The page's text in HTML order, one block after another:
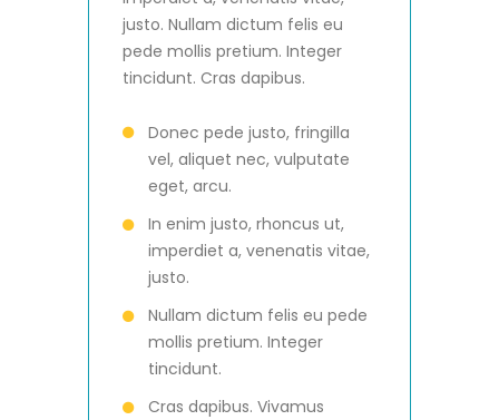
justo. Nullam dictum felis eu
pede mollis pretium. Integer
tincidunt. Cras dapibus.
Donec pede justo, fringilla
vel, aliquet nec, vulputate
eget, arcu.
In enim justo, rhoncus ut,
imperdiet a, venenatis vitae,
justo.
Nullam dictum felis eu pede
mollis pretium. Integer
tincidunt.
Cras dapibus. Vivamus